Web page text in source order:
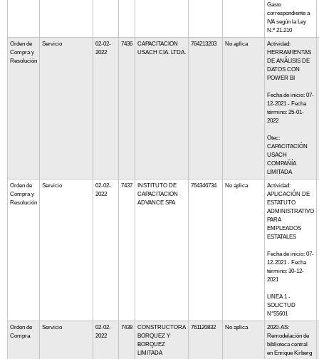
Gasto
correspondiente a
IVA según la Ley
N.º 21.210
Orden de
Compra y
Resolución
Servicio
02-02-
2022
7436
CAPACITACION
USACH CIA. LTDA.
764213203 No aplica
Actividad:
HERRAMIENTAS
DE ANÁLISIS DE
DATOS CON
POWER BI
Fecha de inicio: 07-
12-2021 - Fecha
término: 25-01-
2022
Otec:
CAPACITACIÓN
USACH
COMPAÑÍA
LIMITADA
Orden de
Compra y
Resolución
Servicio
02-02-
2022
7437
INSTITUTO DE
CAPACITACION
ADVANCE SPA
764346734 No aplica
Actividad:
APLICACIÓN DE
ESTATUTO
ADMINISTRATIVO
PARA
EMPLEADOS
ESTATALES
Fecha de inicio: 07-
12-2021 - Fecha
término: 30-12-
2021
LINEA 1 -
SOLICTUD
N°55601
Orden de
Compra
Servicio
02-02-
2022
7438
CONSTRUCTORA
BORQUEZ Y
BORQUEZ
LIMITADA
761120832 No aplica
2020-AS:
Remodelación de
biblioteca central
en Enrique Kirberg